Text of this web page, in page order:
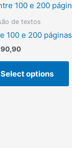
de textos
100 e 200 páginas
Select options